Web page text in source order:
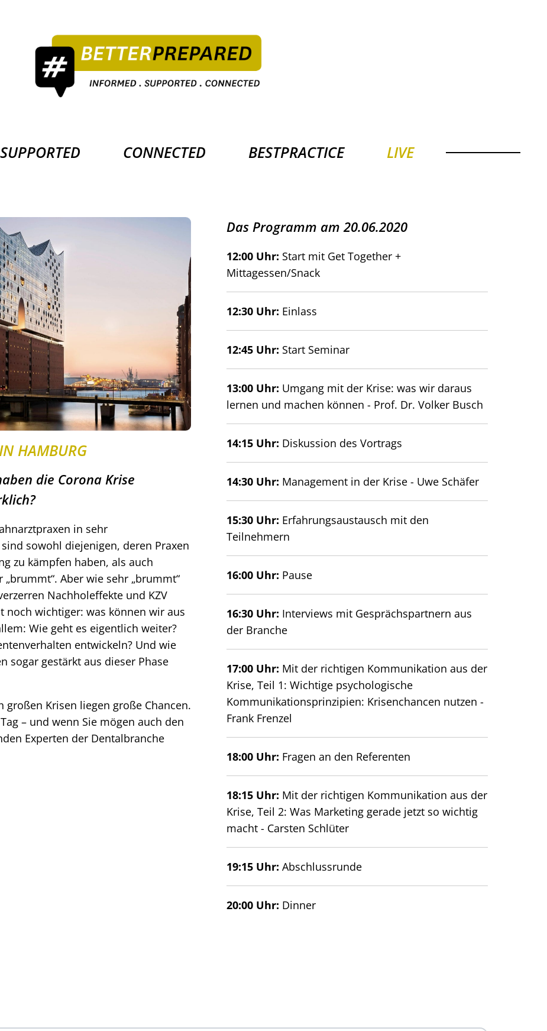
SUPPORTED CONNECTED BESTPRACTICE LIVE
HAMBURG
die Corona Krise
in sehr
sowohl diejenigen, deren Praxen
zu kämpfen haben, als auch
Aber wie sehr „brummt“
Nachholeffekte und KZV
noch wichtiger: was können wir aus
Wie geht es eigentlich weiter?
entwickeln? Und wie
sogar gestärkt aus dieser Phase
großen Krisen liegen große Chancen.
– und wenn Sie mögen auch den
Experten der Dentalbranche
Das Programm am 20.06.2020
12:00 Uhr: Start mit Get Together +
Mittagessen/Snack
12:30 Uhr: Einlass
12:45 Uhr: Start Seminar
13:00 Uhr: Umgang mit der Krise: was wir daraus
lernen und machen können - Prof. Dr. Volker Busch
14:15 Uhr: Diskussion des Vortrags
14:30 Uhr: Management in der Krise - Uwe Schäfer
15:30 Uhr: Erfahrungsaustausch mit den
Teilnehmern
16:00 Uhr: Pause
16:30 Uhr: Interviews mit Gesprächspartnern aus
der Branche
17:00 Uhr: Mit der richtigen Kommunikation aus der
Krise, Teil 1: Wichtige psychologische
Kommunikationsprinzipien: Krisenchancen nutzen -
Frank Frenzel
18:00 Uhr: Fragen an den Referenten
18:15 Uhr: Mit der richtigen Kommunikation aus der
Krise, Teil 2: Was Marketing gerade jetzt so wichtig
macht - Carsten Schlüter
19:15 Uhr: Abschlussrunde
20:00 Uhr: Dinner